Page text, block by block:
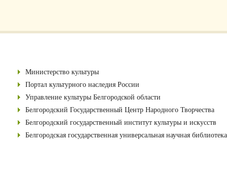
Министерство культуры
Портал культурного наследия России
Управление культуры Белгородской области
Белгородский Государственный Центр Народного Творчества
Белгородский государственный институт культуры и искусств
Белгородская государственная универсальная научная библиотека